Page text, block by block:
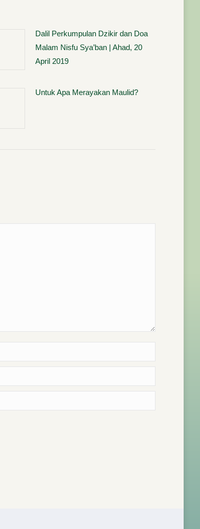
Dalil Perkumpulan Dzikir dan Doa
Malam Nisfu Sya’ban | Ahad, 20
April 2019
Untuk Apa Merayakan Maulid?